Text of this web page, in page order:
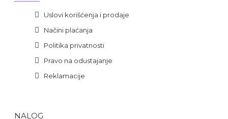
Uslovi korišćenja i prodaje
Načini plaćanja
Politika privatnosti
Pravo na odustajanje
Reklamacije
NALOG